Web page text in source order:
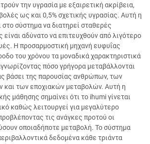
την υγρασία με εξαιρετική ακρίβεια,
ως και 0,5% σχετικής υγρασίας. Αυτή η
στο σύστημα να διατηρεί σταθερές
είναι αδύνατο να επιτευχθούν από λιγότερο
Η προσαρμοστική μηχανή ευφυΐας
του χρόνου τα μοναδικά χαρακτηριστικά
πόσο γρήγορα μεταβάλλονται
βάσει της παρουσίας ανθρώπων, των
και των εποχιακών μεταβολών. Αυτή η
μάθησης σημαίνει ότι το ihumi γίνεται
καθώς λειτουργεί για μεγαλύτερο
τις ανάγκες προτού οι
οποιαδήποτε μεταβολή. Το σύστημα
δεδομένα κάθε τριάντα